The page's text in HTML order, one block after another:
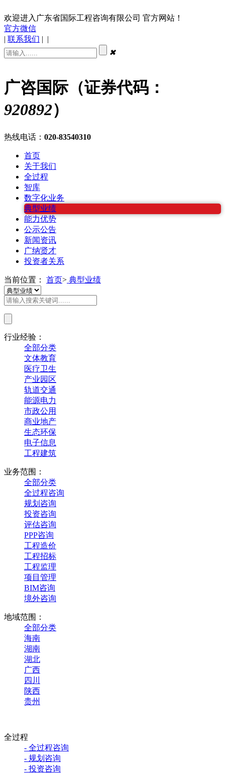
欢迎进入广东省国际工程咨询有限公司 官方网站！
官方微信
| 联系我们 | |
✖
广咨国际（证券代码：
920892）
热线电话： 020-83540310
首页
关于我们
全过程
智库
数字化业务
典型业绩
能力优势
公示公告
新闻资讯
广纳贤才
投资者关系
当前位置： 首页> 典型业绩
行业经验：
全部分类
文体教育
医疗卫生
产业园区
轨道交通
能源电力
市政公用
商业地产
生态环保
电子信息
工程建筑
业务范围：
全部分类
全过程咨询
规划咨询
投资咨询
评估咨询
PPP咨询
工程造价
工程招标
工程监理
项目管理
BIM咨询
境外咨询
地域范围：
全部分类
海南
湖南
湖北
广西
四川
陕西
贵州
全过程
- 全过程咨询
- 规划咨询
- 投资咨询